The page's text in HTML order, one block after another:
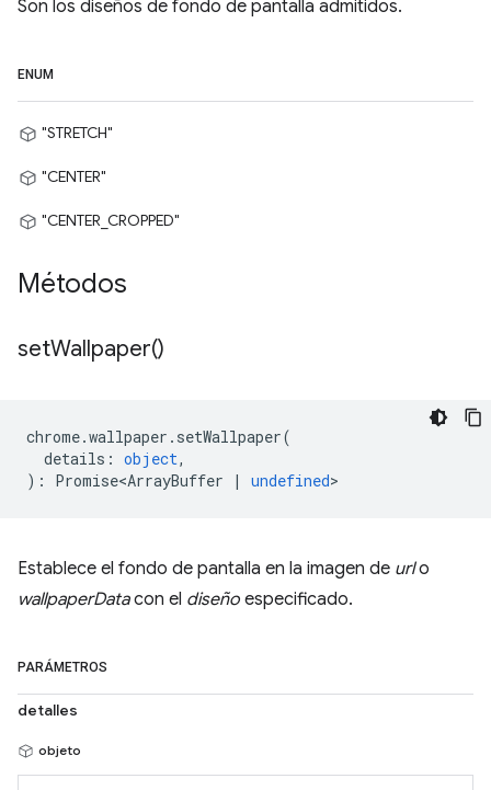
Son los diseños de fondo de pantalla admitidos.
ENUM
"STRETCH"
"CENTER"
"CENTER_CROPPED"
Métodos
setWallpaper()
chrome.wallpaper . setWallpaper(
details : object,
) : Promise<ArrayBuffer | undefined>
Establece el fondo de pantalla en la imagen de urlo
wallpaperDatacon el diseño especificado.
PARÁMETROS
detalles
objeto